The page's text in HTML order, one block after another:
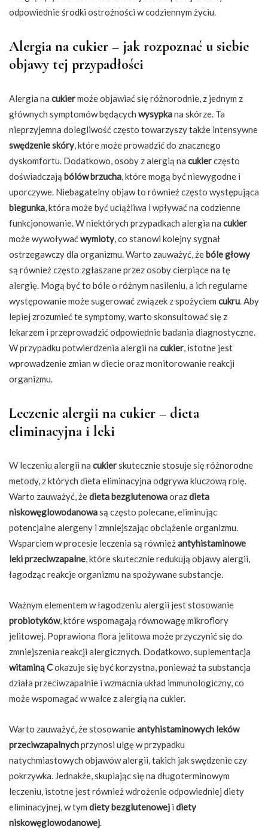
odpowiednie środki ostrożności w codziennym życiu.
Alergia na cukier – jak rozpoznać u siebie
objawy tej przypadłości
Alergia na cukiermoże objawiać się różnorodnie, z jednym z
głównych symptomów będących wysypkana skórze. Ta
nieprzyjemna dolegliwość często towarzyszy także intensywne
swędzenie skóry, które może prowadzić do znacznego
dyskomfortu. Dodatkowo, osoby z alergią na cukierczęsto
doświadczają bólów brzucha, które mogą być niewygodne i
uporczywe. Niebagatelny objaw to również często występująca
biegunka, która może być uciążliwa i wpływać na codzienne
funkcjonowanie. W niektórych przypadkach alergia na cukier
może wywoływaćwymioty, co stanowi kolejny sygnał
ostrzegawczy dla organizmu. Warto zauważyć, że bóle głowy
są również często zgłaszane przez osoby cierpiące na tę
alergię. Mogą być to bóle o różnym nasileniu, a ich regularne
występowanie może sugerować związek z spożyciem cukru. Aby
lepiej zrozumieć te symptomy, warto skonsultować się z
lekarzem i przeprowadzić odpowiednie badania diagnostyczne.
W przypadku potwierdzenia alergii na cukier, istotne jest
wprowadzenie zmian w diecie oraz monitorowanie reakcji
organizmu.
Leczenie alergii na cukier – dieta
eliminacyjna i leki
W leczeniu alergii na cukierskutecznie stosuje się różnorodne
metody, z których dieta eliminacyjna odgrywa kluczową rolę.
Warto zauważyć, żedieta bezglutenowaorazdieta
niskowęglowodanowasą często polecane, eliminując
potencjalne alergeny i zmniejszając obciążenie organizmu.
Wsparciem w procesie leczenia są równieżantyhistaminowe
leki przeciwzapalne, które skutecznie redukują objawy alergii,
łagodząc reakcje organizmu na spożywane substancje.
Ważnym elementem w łagodzeniu alergii jest stosowanie
probiotyków, które wspomagają równowagę mikroflory
jelitowej. Poprawiona flora jelitowa może przyczynić się do
zmniejszenia reakcji alergicznych. Dodatkowo, suplementacja
witaminą Cokazuje się być korzystna, ponieważ ta substancja
działa przeciwzapalnie i wzmacnia układ immunologiczny, co
może wspomagać w walce z alergią na cukier.
Warto zauważyć, że stosowanieantyhistaminowych leków
przeciwzapalnychprzynosi ulgę w przypadku
natychmiastowych objawów alergii, takich jak swędzenie czy
pokrzywka. Jednakże, skupiając się na długoterminowym
leczeniu, istotne jest również wdrożenie odpowiedniej diety
eliminacyjnej, w tym diety bezglutenowej i diety
niskowęglowodanowej.